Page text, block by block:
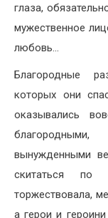
глаза,
мужественное
любовь…
Благородные
которых они
оказывались
вынужденными
скитаться по
торжествовала,
а герои и